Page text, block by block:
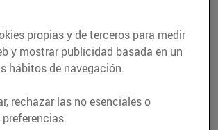
propias y de terceros para medir
y mostrar publicidad basada en un
hábitos de navegación.
rechazar las no esenciales o